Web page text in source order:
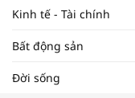
Kinh tế - Tài chính
Bất động sản
Đời sống